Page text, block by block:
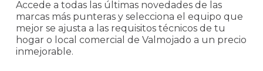
Accede a todas las últimas novedades de las
marcas más punteras y selecciona el equipo que
mejor se ajusta a las requisitos técnicos de tu
hogar o local comercial de Valmojado a un precio
inmejorable.